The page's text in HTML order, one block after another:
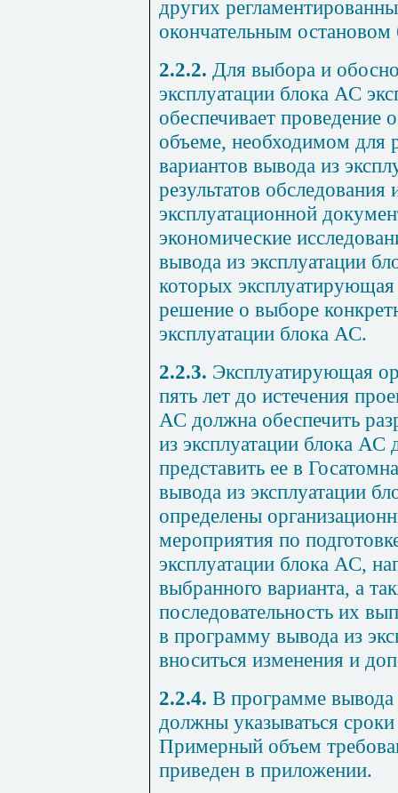
других
окончательным
2.2.2. Для выбора и
эксплуатации блока АС
обеспечивает проведение
объеме, необходимом для
вариантов вывода из
результатов
эксплуатационной
экономические
вывода из эксплуатации
которых
решение о выборе
эксплуатации блока АС.
2.2.3. Эксплуатирующая
пять лет до истечения
АС должна обеспечить
из эксплуатации блока АС
представить ее в
вывода из эксплуатации
определены
мероприятия по
эксплуатации блока АС,
выбранного варианта, а
последовательность их
в программу вывода из
вноситься изменения и
2.2.4. В программе вывода
должны указываться
Примерный объем
приведен в приложении.